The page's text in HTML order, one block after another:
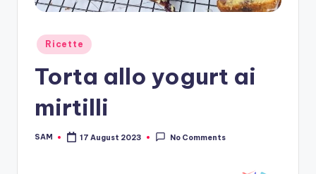
Posted
in
Ricette
Torta allo yogurt ai
mirtilli
Posted
SAM 17 August 2023 No Comments